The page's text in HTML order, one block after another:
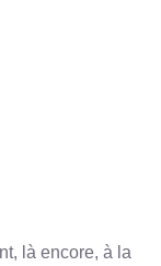
là encore, à la